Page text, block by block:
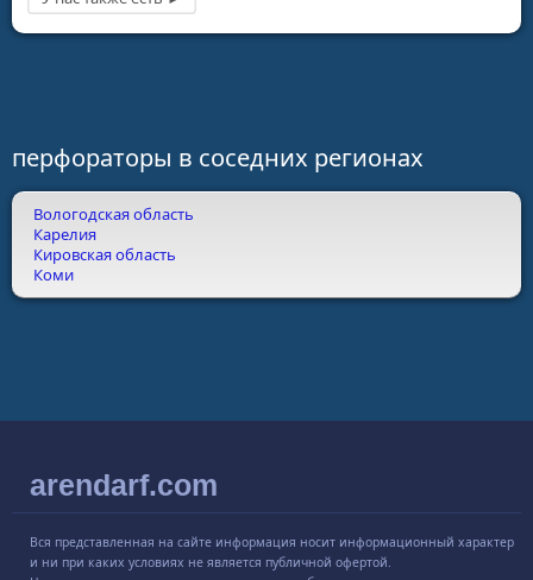
перфораторы в соседних регионах
Вологодская область
Карелия
Кировская область
Коми
arendarf.com
Вся представленная на сайте информация носит информационный характер
и ни при каких условиях не является публичной офертой.